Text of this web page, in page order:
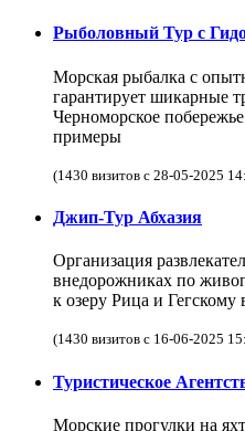
Рыболовный Тур с
Морская рыбалка с
гарантирует шикарные
Черноморское
примеры
(1430 визитов с 28-05-2025
Джип-Тур Абхазия
Организация
внедорожниках по
к озеру Рица и
(1430 визитов с 16-06-2025
Туристическое
Морские прогулки на